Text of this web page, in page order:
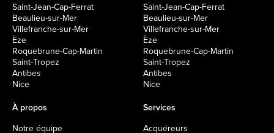
Saint-Jean-Cap-Ferrat
Beaulieu-sur-Mer
Villefranche-sur-Mer
Èze
Roquebrune-Cap-Martin
Saint-Tropez
Antibes
Nice
Saint-Jean-Cap-Ferrat
Beaulieu-sur-Mer
Villefranche-sur-Mer
Èze
Roquebrune-Cap-Martin
Saint-Tropez
Antibes
Nice
À propos
Notre équipe
Services
Acquéreurs